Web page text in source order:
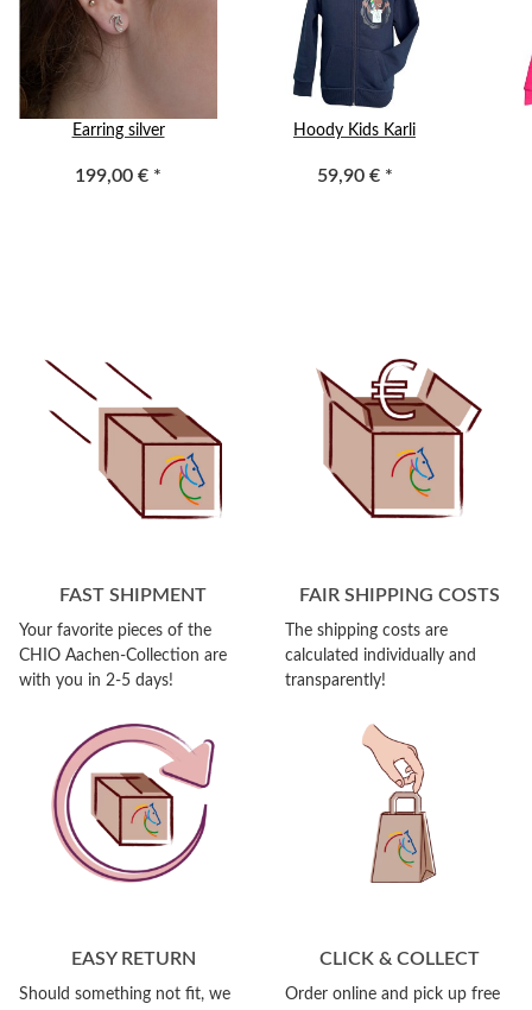
Earring silver
199,00 € *
Hoody Kids Karli
59,90 € *
FAST SHIPMENT
Your favorite pieces of the
CHIO Aachen-Collection are
with you in 2-5 days!
FAIR SHIPPING COSTS
The shipping costs are
calculated individually and
transparently!
EASY RETURN
Should something not fit, we
CLICK & COLLECT
Order online and pick up free